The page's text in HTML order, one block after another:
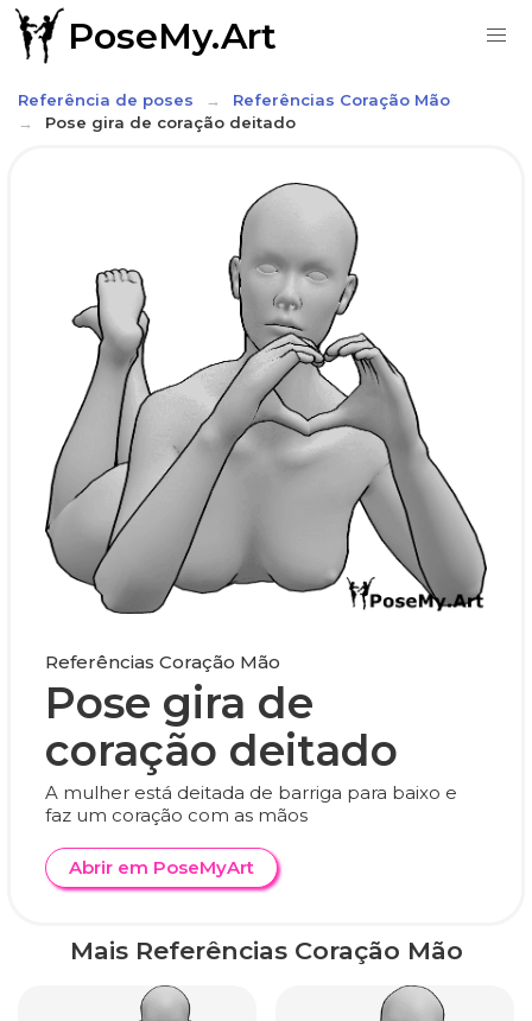
PoseMy.Art
Referência de poses
Referências Coração Mão
Pose gira de coração deitado
Referências Coração Mão
Pose gira de
coração deitado
A mulher está deitada de barriga para baixo e
faz um coração com as mãos
Abrir em PoseMyArt
Mais Referências Coração Mão